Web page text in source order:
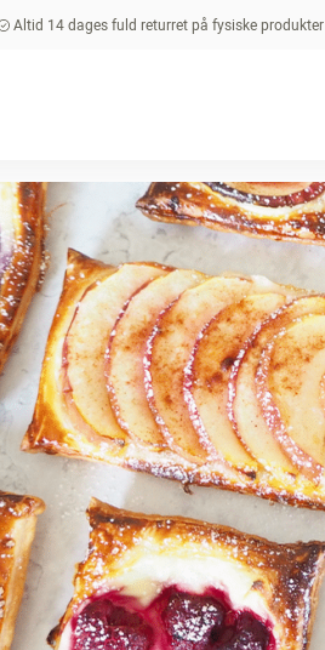
Altid 14 dages fuld returret på fysiske produkter